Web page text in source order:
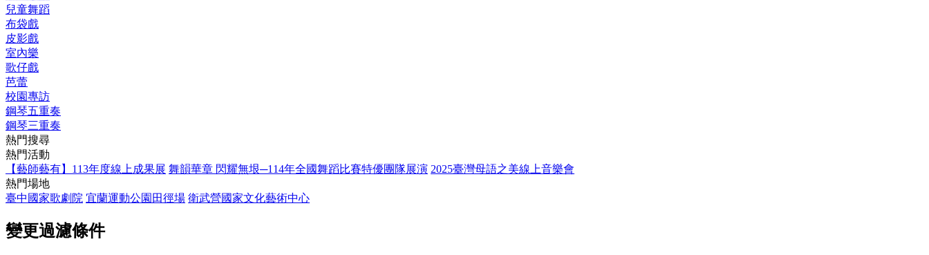
兒童舞蹈
布袋戲
皮影戲
室內樂
歌仔戲
芭蕾
校園專訪
鋼琴五重奏
鋼琴三重奏
熱門搜尋
熱門活動
【藝師藝有】113年度線上成果展 舞韻華章 閃耀無垠─114年全國舞蹈比賽特優團隊展演 2025臺灣母語之美線上音樂會
熱門場地
臺中國家歌劇院 宜蘭運動公園田徑場 衛武營國家文化藝術中心
變更過濾條件